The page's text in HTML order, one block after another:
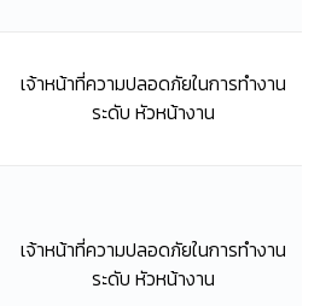
เจ้าหน้าที่ความปลอดภัยในการทำงาน
ระดับ หัวหน้างาน
เจ้าหน้าที่ความปลอดภัยในการทำงาน
ระดับ หัวหน้างาน